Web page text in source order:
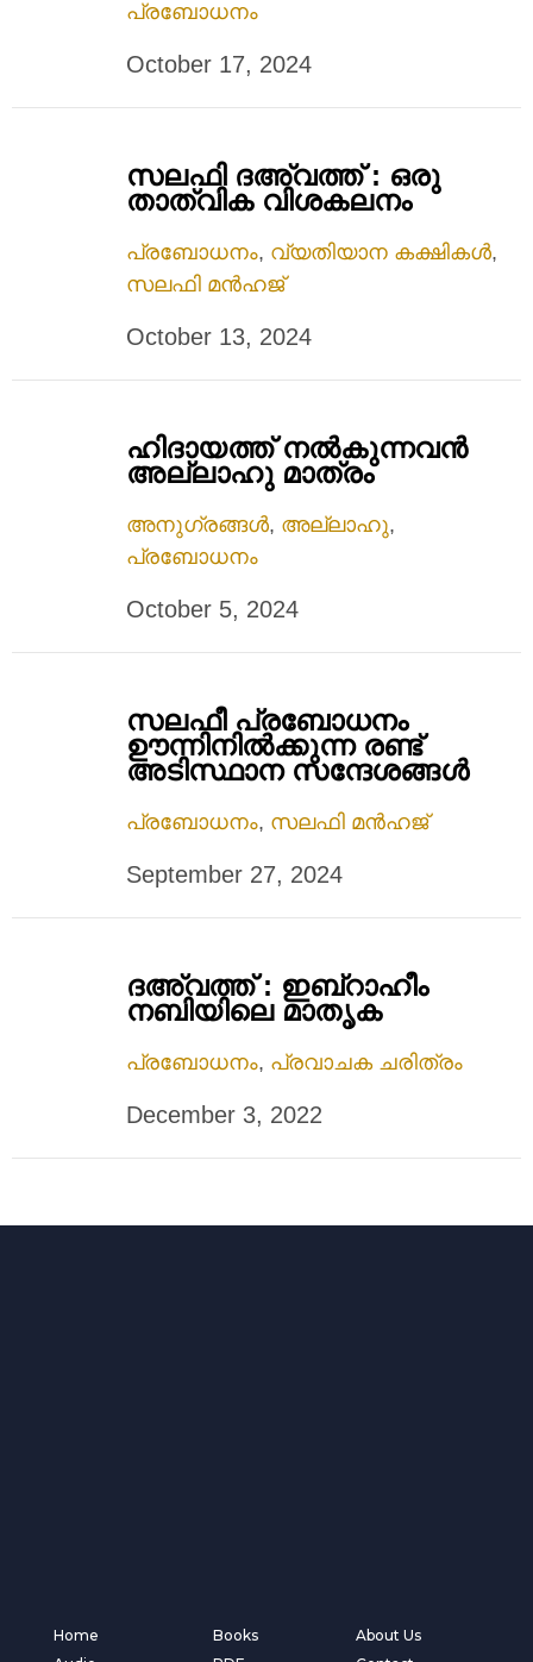
പ്രബോധനം
October 17, 2024
സലഫി ദഅ്‌വത്ത് : ഒരു
താത്വിക വിശകലനം
പ്രബോധനം, വ്യതിയാന കക്ഷികൾ,
സലഫി മൻഹജ്
October 13, 2024
ഹിദായത്ത്‌ നൽകുന്നവൻ
അല്ലാഹു മാത്രം
അനുഗ്രങ്ങൾ, അല്ലാഹു,
പ്രബോധനം
October 5, 2024
സലഫീ പ്രബോധനം
ഊന്നിനിൽക്കുന്ന രണ്ട്
അടിസ്ഥാന സന്ദേശങ്ങൾ
പ്രബോധനം, സലഫി മൻഹജ്
September 27, 2024
ദഅ്‌വത്ത് : ഇബ്‌റാഹീം
നബിയിലെ മാതൃക
പ്രബോധനം, പ്രവാചക ചരിത്രം
December 3, 2022
Home
Books
About Us